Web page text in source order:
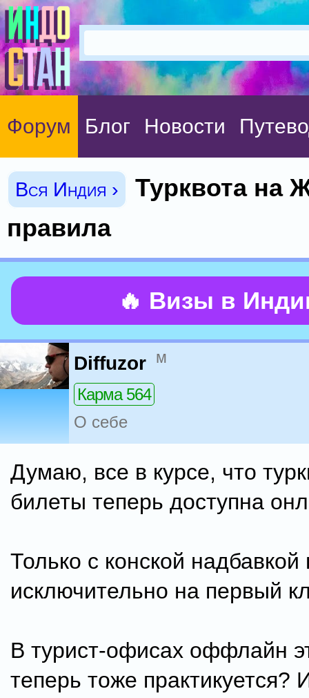
Форум Блог Новости
Вся Индия ›
Турквота на
правила
🔥 Визы в
Diffuzor м
Карма 564
О себе
Думаю, все в курсе, что
билеты теперь доступна
Только с конской надбавкой
исключительно на первый
В турист-офисах оффлайн
теперь тоже